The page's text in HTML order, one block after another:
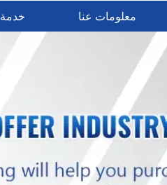
خدمة معلومات عنا